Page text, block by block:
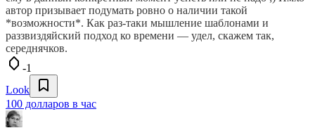
автор призывает подумать ровно о наличии такой
*возможности*. Как раз-таки мышление шаблонами и
раззвиздяйский подход ко времени — удел, скажем так,
середнячков.
-1
Look
100 долларов в час